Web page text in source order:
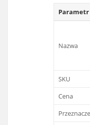
Parametr
Nazwa
SKU
Cena